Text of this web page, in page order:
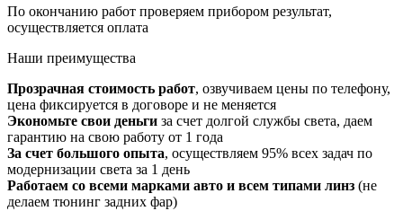
По окончанию работ проверяем прибором результат,
осуществляется оплата
Наши преимущества
Прозрачная стоимость работ, озвучиваем цены по телефону,
цена фиксируется в договоре и не меняется
Экономьте свои деньги за счет долгой службы света, даем
гарантию на свою работу от 1 года
За счет большого опыта, осуществляем 95% всех задач по
модернизации света за 1 день
Работаем со всеми марками авто и всем типами линз (не
делаем тюнинг задних фар)